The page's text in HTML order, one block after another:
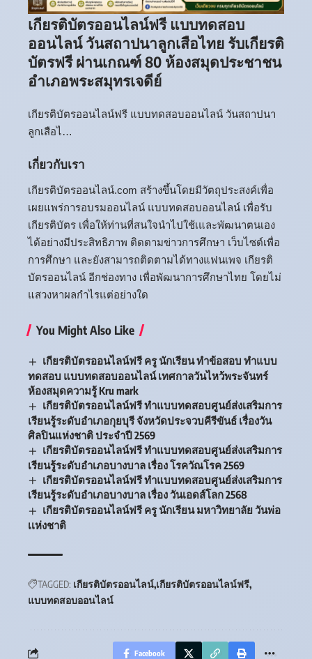
เกียรติบัตรออนไลน์ฟรี แบบทดสอบ
ออนไลน์ วันสถาปนาลูกเสือไทย รับเกียรติ
บัตรฟรี ผ่านเกณฑ์ 80 ห้องสมุดประชาชน
อำเภอพระสมุทรเจดีย์
เกียรติบัตรออนไลน์ฟรี แบบทดสอบออนไลน์ วันสถาปนา
ลูกเสือไ…
เกี่ยวกับเรา
เกียรติบัตรออนไลน์.com สร้างขึ้นโดยมีวัตถุประสงค์เพื่อ
เผยแพร่การอบรมออนไลน์ แบบทดสอบออนไลน์ เพื่อรับ
เกียรติบัตร เพื่อให้ท่านที่สนใจนำไปใช้เและพัฒนาตนเอง
ได้อย่างมีประสิทธิภาพ ติดตามข่าวการศึกษา เว็บไซต์เพื่อ
การศึกษา และยังสามารถติดตามได้ทางแฟนเพจ เกียรติ
บัตรออนไลน์ อีกช่องทาง เพื่อพัฒนาการศึกษาไทย โดยไม่
แสวงหาผลกำไรแต่อย่างใด
You Might Also Like
เกียรติบัตรออนไลน์ฟรี ครู นักเรียน ทำข้อสอบ ทำแบบ
ทดสอบ แบบทดสอบออนไลน์ เทศกาลวันไหว้พระจันทร์
ห้องสมุดความรู้ Kru mark
เกียรติบัตรออนไลน์ฟรี ทำแบบทดสอบศูนย์ส่งเสริมการ
เรียนรู้ระดับอำเภอกุยบุรี จังหวัดประจวบคีรีขันธ์ เรื่องวัน
ศิลปินแห่งชาติ ประจำปี 2569
เกียรติบัตรออนไลน์ฟรี ทำแบบทดสอบศูนย์ส่งเสริมการ
เรียนรู้ระดับอำเภอบางบาล เรื่อง โรควัณโรค 2569
เกียรติบัตรออนไลน์ฟรี ทำแบบทดสอบศูนย์ส่งเสริมการ
เรียนรู้ระดับอำเภอบางบาล เรื่อง วันเอดส์โลก 2568
เกียรติบัตรออนไลน์ฟรี ครู นักเรียน มหาวิทยาลัย วันพ่อ
เเห่งชาติ
TAGGED: เกียรติบัตรออนไลน์ เกียรติบัตรออนไลน์ฟรี
แบบทดสอบออนไลน์
Facebook